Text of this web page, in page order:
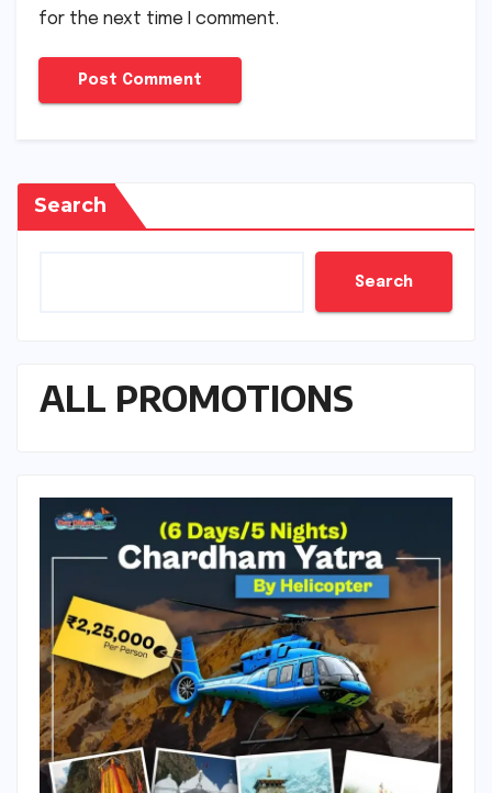
for the next time I comment.
Search
Search
ALL PROMOTIONS